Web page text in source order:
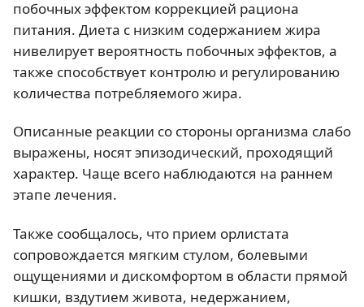
побочных эффектом коррекцией рациона
питания. Диета с низким содержанием жира
нивелирует вероятность побочных эффектов, а
также способствует контролю и регулированию
количества потребляемого жира.
Описанные реакции со стороны организма слабо
выражены, носят эпизодический, проходящий
характер. Чаще всего наблюдаются на раннем
этапе лечения.
Также сообщалось, что прием орлистата
сопровождается мягким стулом, болевыми
ощущениями и дискомфортом в области прямой
кишки, вздутием живота, недержанием,